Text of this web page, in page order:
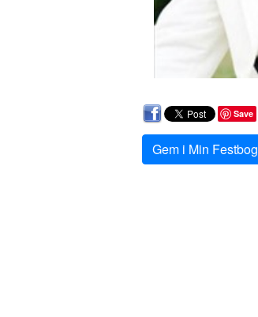
Save
Gem i Min Festbog